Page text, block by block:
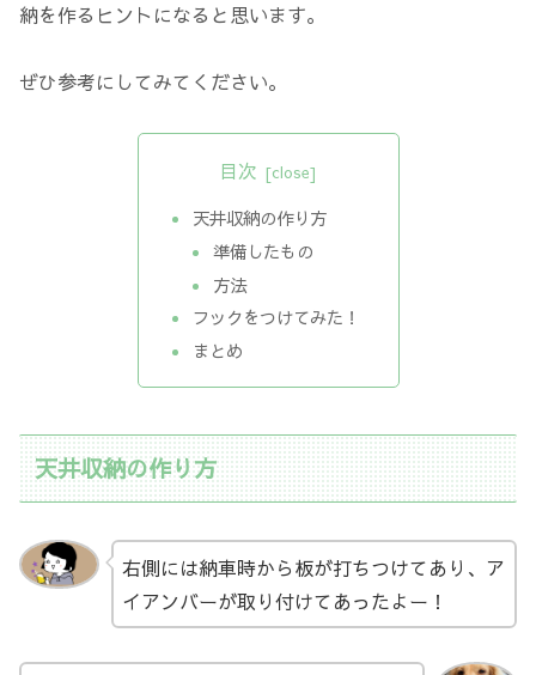
納を作るヒントになると思います。
ぜひ参考にしてみてください。
目次
天井収納の作り方
準備したもの
方法
フックをつけてみた！
まとめ
天井収納の作り方
右側には納車時から板が打ちつけてあり、ア
イアンバーが取り付けてあったよー！